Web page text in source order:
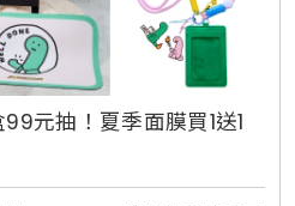
元抽！夏季面膜買1送1